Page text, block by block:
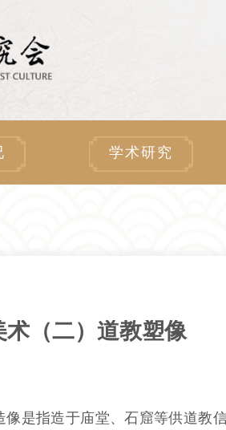
学术研究
术（二）道教塑像
像是指造于庙堂、石窟等供道教